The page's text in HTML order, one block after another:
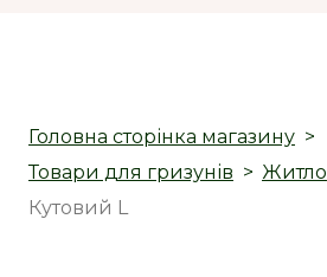
Головна сторінка магазину
Товари для гризунів
Житло
Кутовий L